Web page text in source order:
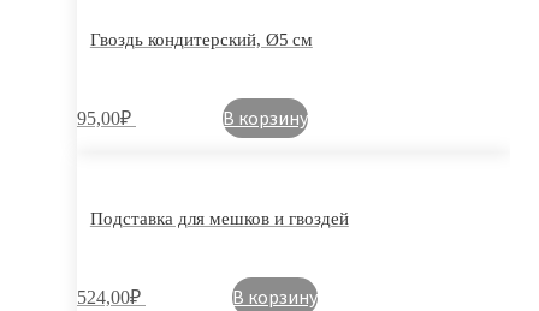
Гвоздь кондитерский, Ø5 см
95,00₽ В корзину
Подставка для мешков и гвоздей
524,00₽ В корзину